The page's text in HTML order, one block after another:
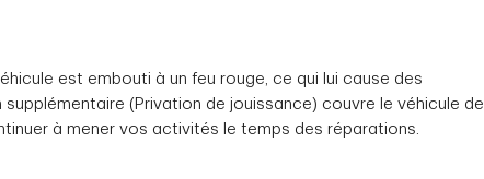
est embouti à un feu rouge, ce qui lui cause des
(Privation de jouissance) couvre le véhicule de
à mener vos activités le temps des réparations.